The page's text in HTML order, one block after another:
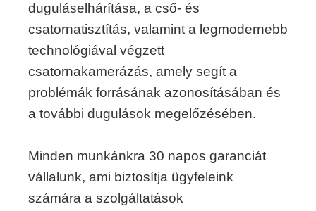
duguláselhárítása, a cső- és
csatornatisztítás, valamint a legmodernebb
technológiával végzett
csatornakamerázás, amely segít a
problémák forrásának azonosításában és
a további dugulások megelőzésében.
Minden munkánkra 30 napos garanciát
vállalunk, ami biztosítja ügyfeleink
számára a szolgáltatások